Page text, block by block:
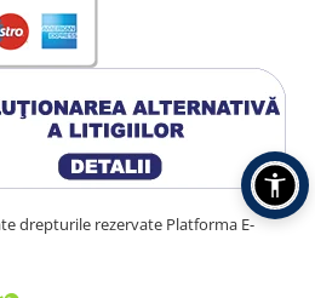
drepturile rezervate Platforma E-